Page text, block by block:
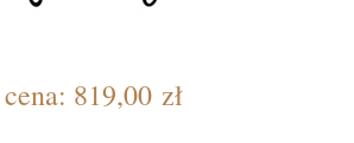
cena: 819,00 zł